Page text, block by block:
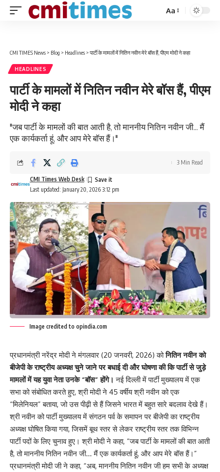
Font
Aa
CMI TIMES News > Blog > Headlines > पार्टी के मामलों में नितिन नवीन मेरे बॉस हैं, पीएम मोदी ने कहा
HEADLINES
पार्टी के मामलों में नितिन नवीन मेरे बॉस हैं, पीएम
मोदी ने कहा
"जब पार्टी के मामलों की बात आती है, तो माननीय नितिन नवीन जी... मैं
एक कार्यकर्ता हूं, और आप मेरे बॉस हैं।"
Last updated: January 20, 2026 3:12 pm
CMI Times Web Desk
3 Min Read
Image credited to opindia.com
प्रधानमंत्री नरेंद्र मोदी ने मंगलवार (20 जनवरी, 2026) कोनितिन नवीन को
बीजेपी के राष्ट्रीय अध्यक्ष चुने जाने पर बधाई दी और घोषणा की कि पार्टी से जुड़े
मामलों में यह युवा नेता उनके “बॉस” होंगे। नई दिल्ली में पार्टी मुख्यालय में एक
सभा को संबोधित करते हुए, श्री मोदी ने 45 वर्षीय श्री नवीन को एक
“मिलेनियल” बताया, जो उस पीढ़ी से हैं जिसने भारत में बहुत सारे बदलाव देखे हैं।
श्री नवीन को पार्टी मुख्यालय में संगठन पर्व के समापन पर बीजेपी का राष्ट्रीय
अध्यक्ष घोषित किया गया, जिसमें बूथ स्तर से लेकर राष्ट्रीय स्तर तक विभिन्न
पार्टी पदों के लिए चुनाव हुए। श्री मोदी ने कहा, “जब पार्टी के मामलों की बात आती
है, तो माननीय नितिन नवीन जी… मैं एक कार्यकर्ता हूं, और आप मेरे बॉस हैं।”
प्रधानमंत्री मोदी जी ने कहा, “अब, माननीय नितिन नवीन जी हम सभी के अध्यक्ष